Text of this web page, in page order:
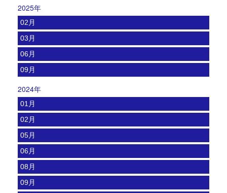
2025年
02月
03月
06月
09月
2024年
01月
02月
05月
06月
08月
09月